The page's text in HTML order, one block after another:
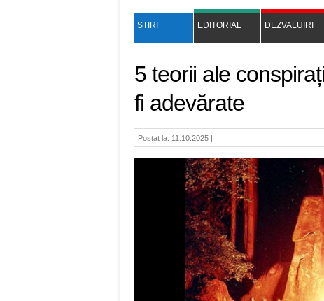
STIRI EDITORIAL DEZVALUIRI
5 teorii ale
fi adevărate
Postat la: 11.10.2025 |